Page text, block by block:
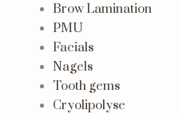
Brow Lamination
PMU
Facials
Nagels
Tooth gems
Cryolipolyse